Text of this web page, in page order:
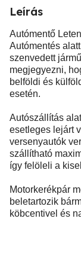
Leírás
Autómentő
Autómentés
szenvedett
megjegyezni,
belföldi és
esetén.
Autószállítás
esetleges lejárt
versenyautók
szállítható
így felöleli a
Motorkerékpár
beletartozik
köbcentivel és